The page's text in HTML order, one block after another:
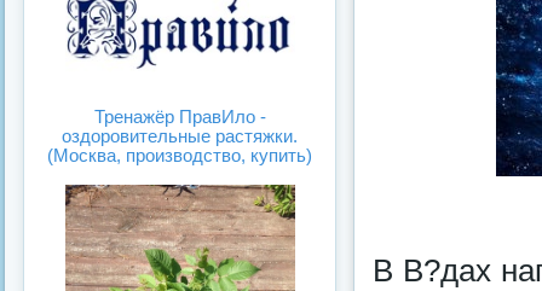
В В?дах
Тренажёр ПравИло -
оздоровительные растяжки.
(Москва, производство, купить)